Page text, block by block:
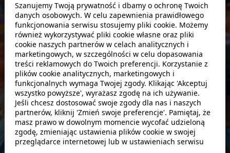
Data odbioru Godzina
Data zwrotu Godzina
Szukaj
zwróć w innym miejscu
Szanujemy Twoją prywatność i dbamy o ochronę Twoich
danych osobowych. W celu zapewnienia prawidłowego
funkcjonowania serwisu stosujemy pliki cookie. Możemy
również wykorzystywać pliki cookie własne oraz pliki
cookie naszych partnerów w celach analitycznych i
marketingowych, w szczególności w celu dopasowania
treści reklamowych do Twoich preferencji. Korzystanie z
plików cookie analitycznych, marketingowych i
funkcjonalnych wymaga Twojej zgody. Klikając 'Akceptuj
wszystko powyższe', wyrażasz zgodę na ich używanie.
Jeśli chcesz dostosować swoje zgody dla nas i naszych
partnerów, kliknij 'Zmień swoje preferencje'. Pamiętaj, że
masz prawo w dowolnym momencie wycofać udzieloną
zgodę, zmieniając ustawienia plików cookie w swojej
przeglądarce internetowej lub w ustawieniach serwisu